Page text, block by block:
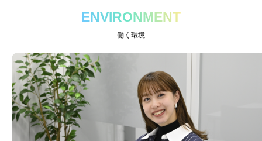
ENVIRONMENT
働く環境